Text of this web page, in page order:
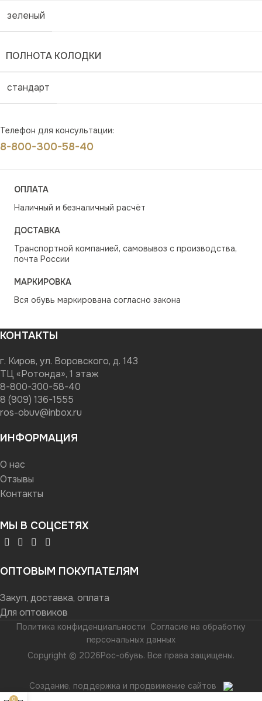
зеленый
ПОЛНОТА КОЛОДКИ
стандарт
Телефон для консультации:
8-800-300-58-40
ОПЛАТА
Наличный и безналичный расчёт
ДОСТАВКА
Транспортной компанией, самовывоз с производства,
почта России
МАРКИРОВКА
Вся обувь маркирована согласно закона
КОНТАКТЫ
г. Киров, ул. Воровского, д. 143
ТЦ «Ротонда», 1 этаж
8-800-300-58-40
8 (909) 136-1555
ros-obuv@inbox.ru
ИНФОРМАЦИЯ
О нас
Отзывы
Контакты
МЫ В СОЦСЕТЯХ
ОПТОВЫМ ПОКУПАТЕЛЯМ
Закуп, доставка, оплата
Для оптовиков
Политика конфиденциальности Согласие на обработку
персональных данных
Copyright © 2026Рос-обувь. Все права защищены.
Создание, поддержка и продвижение сайтов
0